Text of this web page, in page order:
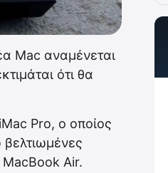
Mac αναμένεται
ότι θα
Pro, ο οποίος
MacBook Air.